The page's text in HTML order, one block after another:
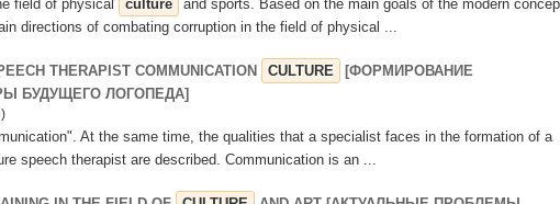
field of physical culture
and sports. Based on the main goals of the modern
directions of combating corruption in the field of physical ...
THERAPIST COMMUNICATION CULTURE
[ФОРМИРОВАНИЕ
БУДУЩЕГО ЛОГОПЕДА]
At the same time, the qualities that a specialist faces in the formation of a
speech therapist are described. Communication is an ...